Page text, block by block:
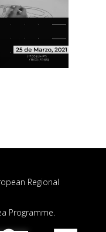
Regional
Programme.